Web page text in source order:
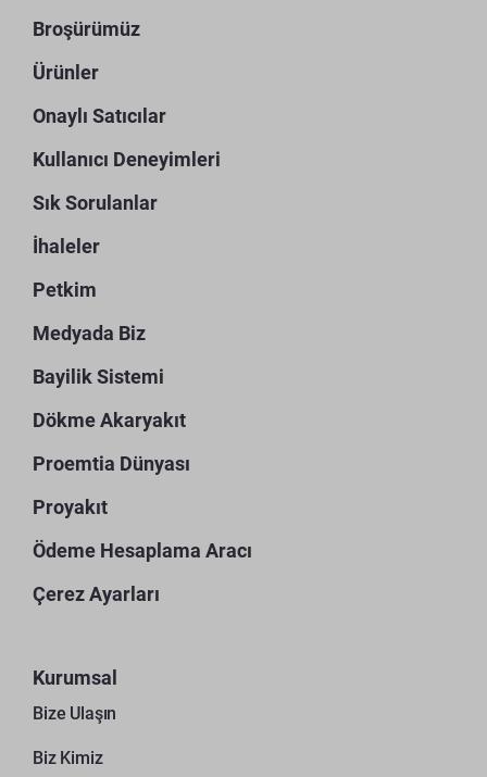
Broşürümüz
Ürünler
Onaylı Satıcılar
Kullanıcı Deneyimleri
Sık Sorulanlar
İhaleler
Petkim
Medyada Biz
Bayilik Sistemi
Dökme Akaryakıt
Proemtia Dünyası
Proyakıt
Ödeme Hesaplama Aracı
Çerez Ayarları
Kurumsal
Bize Ulaşın
Biz Kimiz